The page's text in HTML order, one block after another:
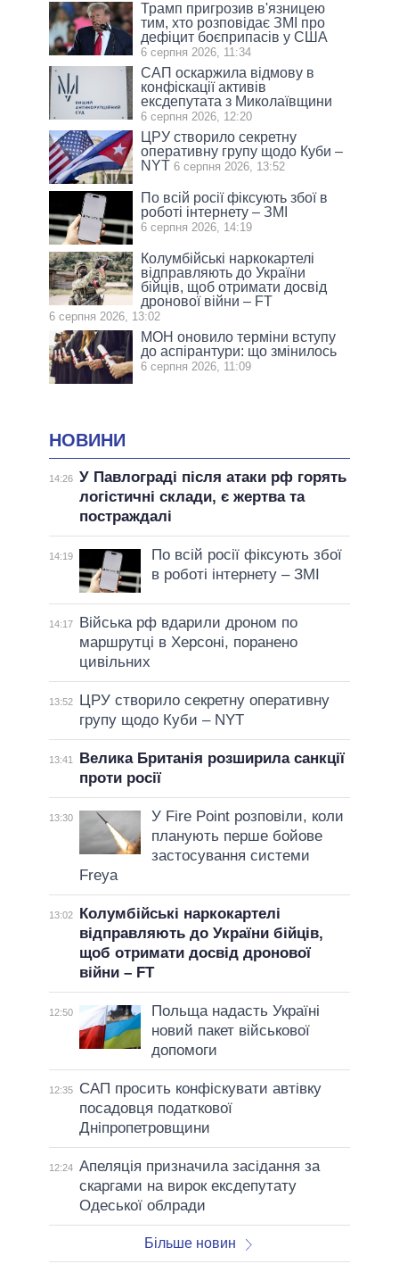
Трамп пригрозив в'язницею
тим, хто розповідає ЗМІ про
дефіцит боєприпасів у США
6 серпня 2026, 11:34
САП оскаржила відмову в
конфіскації активів
ексдепутата з Миколаївщини
6 серпня 2026, 12:20
ЦРУ створило секретну
оперативну групу щодо Куби –
NYT 6 серпня 2026, 13:52
По всій росії фіксують збої в
роботі інтернету – ЗМІ
6 серпня 2026, 14:19
Колумбійські наркокартелі
відправляють до України
бійців, щоб отримати досвід
дронової війни – FT
6 серпня 2026, 13:02
МОН оновило терміни вступу
до аспірантури: що змінилось
6 серпня 2026, 11:09
НОВИНИ
14:26 У Павлограді після атаки рф горять
логістичні склади, є жертва та
постраждалі
14:19
По всій росії фіксують збої
в роботі інтернету – ЗМІ
14:17
Війська рф вдарили дроном по
маршрутці в Херсоні, поранено
цивільних
13:52
ЦРУ створило секретну оперативну
групу щодо Куби – NYT
13:41
Велика Британія розширила санкції
проти росії
13:30
У Fire Point розповіли, коли
планують перше бойове
застосування системи
Freya
13:02
Колумбійські наркокартелі
відправляють до України бійців,
щоб отримати досвід дронової
війни – FT
12:50
Польща надасть Україні
новий пакет військової
допомоги
12:35
САП просить конфіскувати автівку
посадовця податкової
Дніпропетровщини
12:24 Апеляція призначила засідання за
скаргами на вирок ексдепутату
Одеської облради
Більше новин